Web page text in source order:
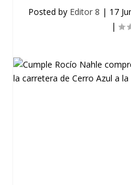
Posted by Editor 8 | 17
|